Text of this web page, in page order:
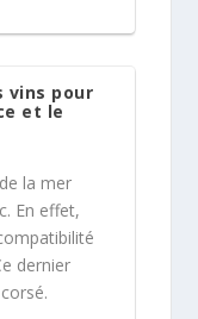
vins pour
et le
la mer
En effet,
dernier